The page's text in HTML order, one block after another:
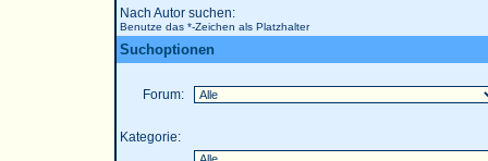
Nach Autor suchen:
Benutze das *-Zeichen als Platzhalter
Suchoptionen
Forum:
Kategorie: